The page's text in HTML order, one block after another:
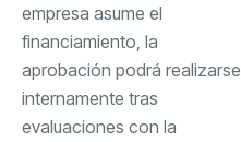
empresa asume el
financiamiento, la
aprobación podrá realizarse
internamente tras
evaluaciones con la